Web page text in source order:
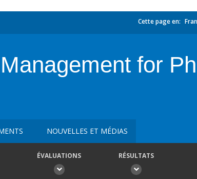
Cette page en:
for
NOUVELLES ET MÉDIAS
ÉVALUATIONS RÉSULTATS